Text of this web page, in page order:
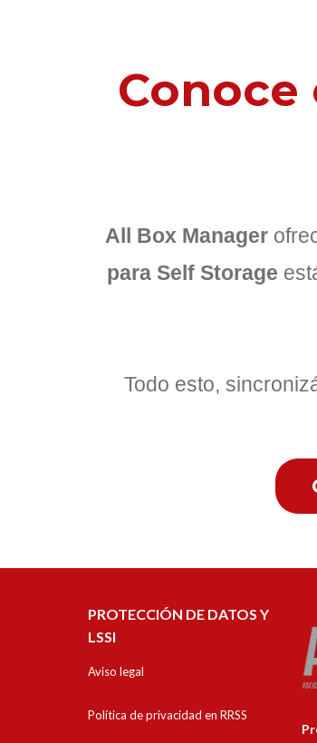
Conoce
All Box Manager
para Self Storage
Todo esto,
PROTECCIÓN DE DATOS Y
LSSI
Aviso legal
Política de privacidad en RRSS